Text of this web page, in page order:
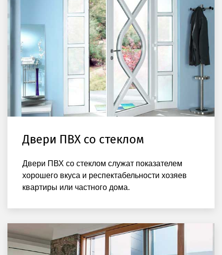
Двери ПВХ со стеклом
Двери ПВХ со стеклом служат показателем
хорошего вкуса и респектабельности хозяев
квартиры или частного дома.